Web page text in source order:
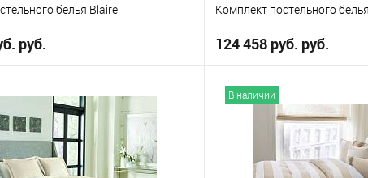
белья Blaire
руб.
Комплект постельного
124 458 руб. руб.
В избранное
Выберите
В наличии